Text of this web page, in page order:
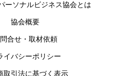
ーソナルビジネス協会とは
協会概要
合せ・取材依頼
イバシーポリシー
取引法に基づく表示